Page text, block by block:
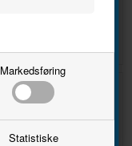
Markedsføring
Statistiske